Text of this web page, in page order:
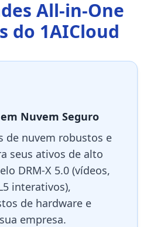
All-in-One
do 1AICloud
Nuvem Seguro
de nuvem robustos e
seus ativos de alto
DRM-X 5.0 (vídeos,
interativos),
de hardware e
empresa.